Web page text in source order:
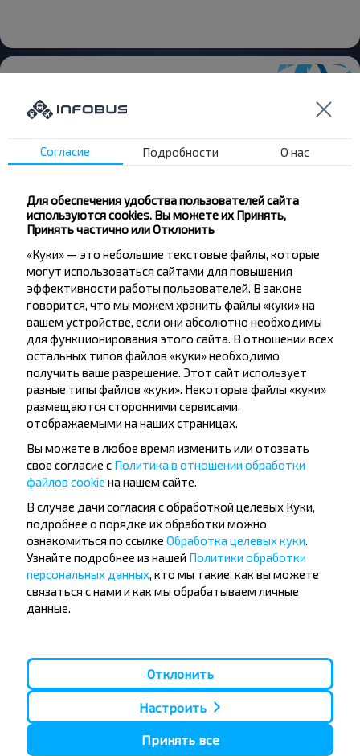
Хотите
дешевле?
Не пропусти специальные акции, скидки и
другие интересные предложения INFOBUS.
Подпишись на получение новостей и
путешествуй с нами дешевле!
Подписаться
Популярные автобусные
направления
Орша - Могилёв
Минск - Несвиж
Минск - Могилёв
Минск - Пинск
Минск - Барановичи
Гомель - Минск
Брест - Тересполь
Вильнюс - Минск
Москва - Брест
Минск - Вильнюс
Минск - Варшава
Москва - Барановичи
Брест - Люблин
Брест - Варшава
Согласие Подробности О нас
Для обеспечения удобства пользователей сайта
используются cookies. Вы можете их Принять,
Принять частично или Отклонить
«Куки» — это небольшие текстовые файлы, которые
могут использоваться сайтами для повышения
эффективности работы пользователей. В законе
говорится, что мы можем хранить файлы «куки» на
вашем устройстве, если они абсолютно необходимы
для функционирования этого сайта. В отношении всех
остальных типов файлов «куки» необходимо
получить ваше разрешение. Этот сайт использует
разные типы файлов «куки». Некоторые файлы «куки»
размещаются сторонними сервисами,
отображаемыми на наших страницах.
Вы можете в любое время изменить или отозвать
свое согласие с Политика в отношении обработки
файлов cookie на нашем сайте.
В случае дачи согласия с обработкой целевых Куки,
подробнее о порядке их обработки можно
ознакомиться по ссылке Обработка целевых куки.
Узнайте подробнее из нашей Политики обработки
персональных данных, кто мы такие, как вы можете
связаться с нами и как мы обрабатываем личные
данные.
Отклонить
Настроить
Принять все